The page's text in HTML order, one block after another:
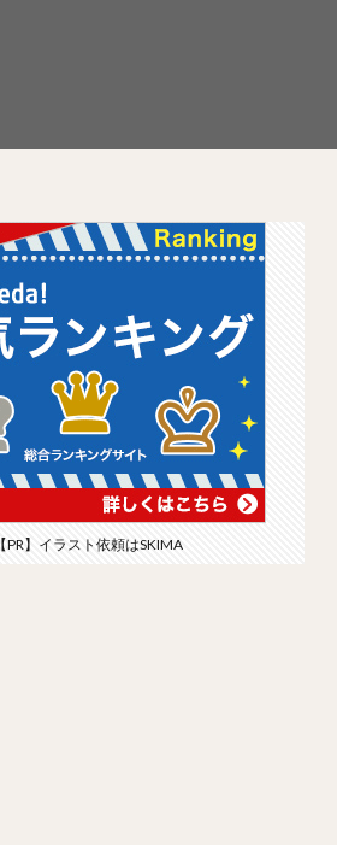
【PR】イラスト依頼はSKIMA